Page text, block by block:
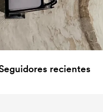
recientes